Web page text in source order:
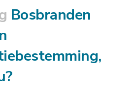
Bosbranden